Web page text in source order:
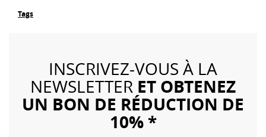
Tags
INSCRIVEZ-VOUS À LA
NEWSLETTER ET OBTENEZ
UN BON DE RÉDUCTION DE
10% *